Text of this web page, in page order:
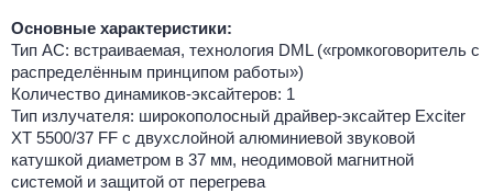
Основные характеристики:
Тип АС: встраиваемая, технология DML («громкоговоритель с
распределённым принципом работы»)
Количество динамиков-эксайтеров: 1
Тип излучателя: широкополосный драйвер-эксайтер Exciter
XT 5500/37 FF с двухслойной алюминиевой звуковой
катушкой диаметром в 37 мм, неодимовой магнитной
системой и защитой от перегрева